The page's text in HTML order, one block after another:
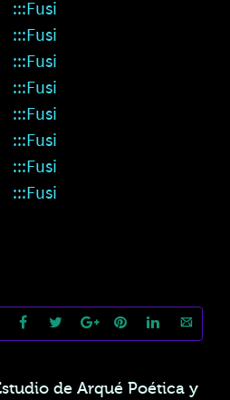
de Arqué Poética y